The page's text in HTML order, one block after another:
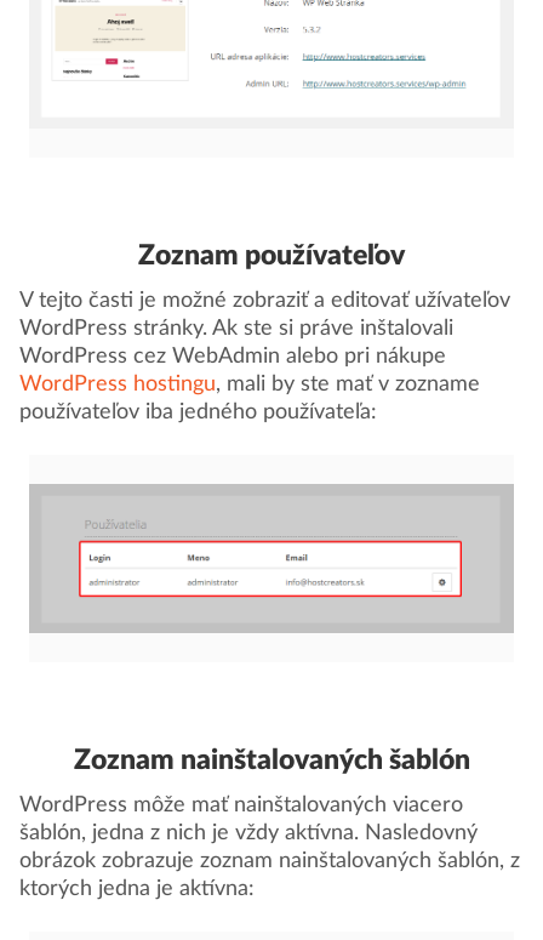
Zoznam používateľov
V tejto časti je možné zobraziť a editovať užívateľov
WordPress stránky. Ak ste si práve inštalovali
WordPress cez WebAdmin alebo pri nákupe
WordPress hostingu, mali by ste mať v zozname
používateľov iba jedného používateľa:
Zoznam nainštalovaných šablón
WordPress môže mať nainštalovaných viacero
šablón, jedna z nich je vždy aktívna. Nasledovný
obrázok zobrazuje zoznam nainštalovaných šablón, z
ktorých jedna je aktívna: